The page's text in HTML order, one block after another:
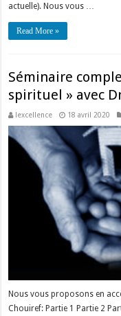
actuelle). Nous vous …
Read More »
Séminaire
spirituel » avec
lexcellence 18 avril 2020
Nous vous proposons en
Chouiref: Partie 1 Partie 2